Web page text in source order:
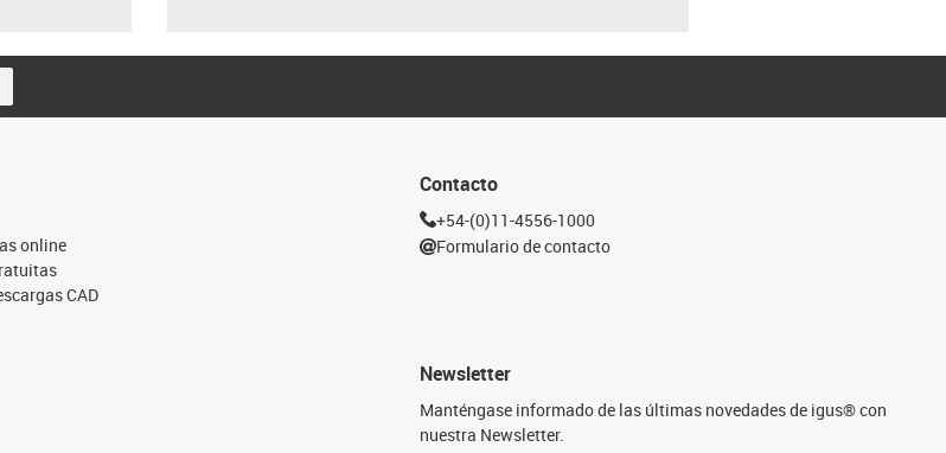
online
CAD
Contacto
+54-(0)11-4556-1000
Formulario de contacto
Newsletter
Manténgase informado de las últimas novedades de igus® con
nuestra Newsletter.